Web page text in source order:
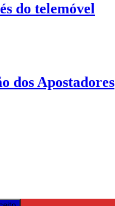
do telemóvel
dos Apostadores